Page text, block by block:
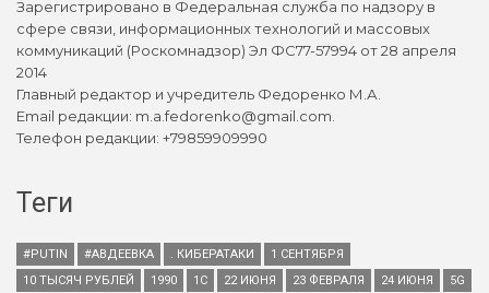
Зарегистрировано в Федеральная служба по надзору в
сфере связи, информационных технологий и массовых
коммуникаций (Роскомнадзор) Эл ФС77-57994 от 28 апреля
2014
Главный редактор и учредитель Федоренко М.А.
Email редакции: m.a.fedorenko@gmail.com.
Телефон редакции: +79859909990
Теги
#PUTIN #АВДЕЕВКА . КИБЕРАТАКИ
1 СЕНТЯБРЯ
10 ТЫСЯЧ РУБЛЕЙ
1990 1С 22 ИЮНЯ 23 ФЕВРАЛЯ 24 ИЮНЯ
5G